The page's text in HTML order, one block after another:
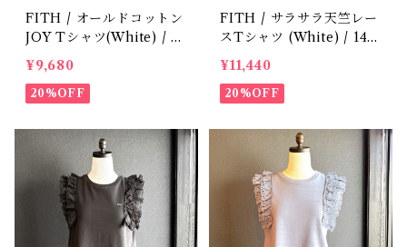
FITH / オールドコットン
JOY Tシャツ(White) / Si
ze 2
¥9,680
20%OFF
FITH / サラサラ天竺レー
スTシャツ (White) / 14
5・155
¥11,440
20%OFF